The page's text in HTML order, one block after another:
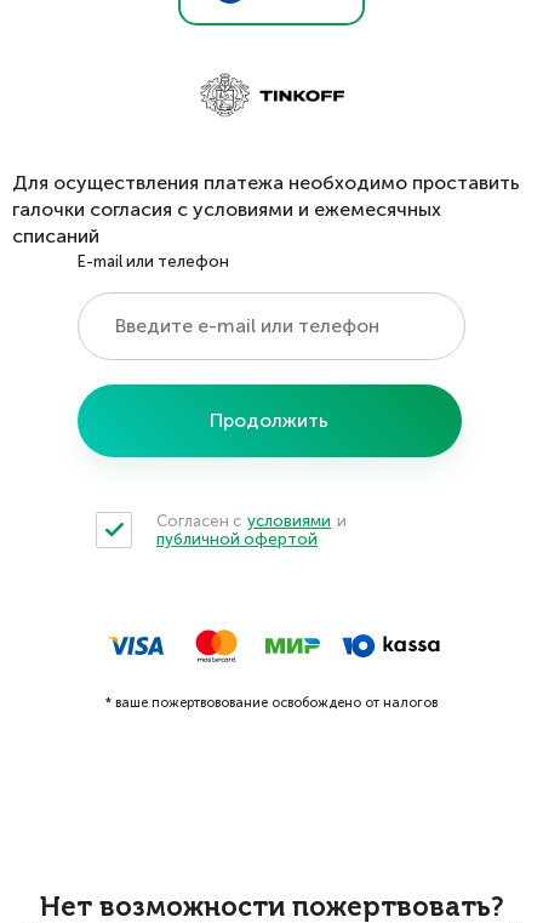
Для осуществления платежа необходимо проставить
галочки согласия с условиями и ежемесячных
списаний
E-mail или телефон
Продолжить
Согласен с условиями и
публичной офертой
* ваше пожертвовование освобождено от налогов
Нет возможности пожертвовать?